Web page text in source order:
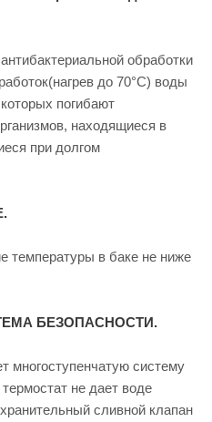
обработки
до 70°С) воды
погибают
находящиеся в
при долгом
температуры в баке не ниже
БЕЗОПАСНОСТИ.
многоступенчатую систему
не дает воде
сливной клапан